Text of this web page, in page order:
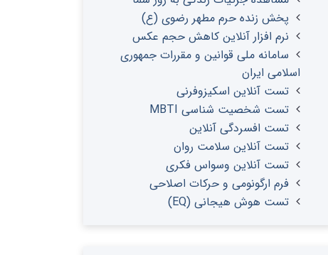
پخش زنده حرم مطهر رضوی (ع)
نرم افزار آنلاین کاهش حجم عکس
سامانه ملی قوانین و مقررات جمهوری
اسلامی ایران
تست آنلاین اسکیزوفرنی
تست شخصیت شناسی MBTI
تست افسردگی آنلاین
تست آنلاین سلامت روان
تست آنلاین وسواس فکری
فرم ارگونومی و حرکات اصلاحی
تست هوش هیجانی (EQ)